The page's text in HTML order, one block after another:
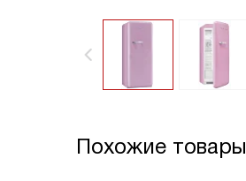
Похожие товары